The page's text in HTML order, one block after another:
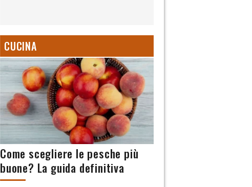
CUCINA
Come scegliere le pesche più
buone? La guida definitiva